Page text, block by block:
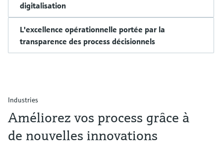
digitalisation
L'excellence opérationnelle portée par la
transparence des process décisionnels
Industries
Améliorez vos process grâce à
de nouvelles innovations